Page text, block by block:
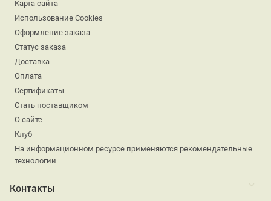
Карта сайта
Использование Cookies
Оформление заказа
Статус заказа
Доставка
Оплата
Сертификаты
Стать поставщиком
О сайте
Клуб
На информационном ресурсе применяются рекомендательные
технологии
Контакты